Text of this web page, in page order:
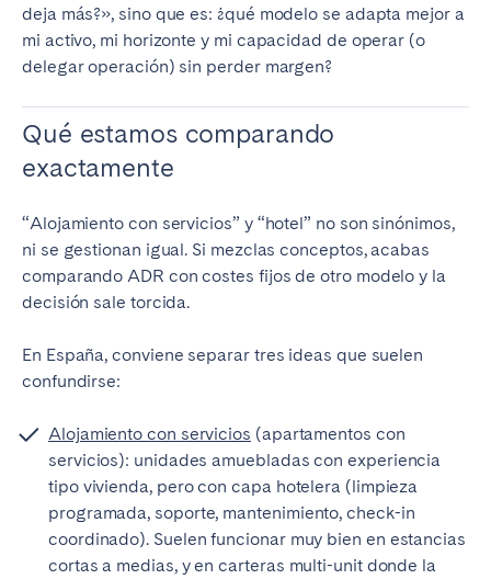
deja más?», sino que es: ¿qué modelo se adapta mejor a
mi activo, mi horizonte y mi capacidad de operar (o
delegar operación) sin perder margen?
Qué estamos comparando
exactamente
“Alojamiento con servicios” y “hotel” no son sinónimos,
ni se gestionan igual. Si mezclas conceptos, acabas
comparando ADR con costes fijos de otro modelo y la
decisión sale torcida.
En España, conviene separar tres ideas que suelen
confundirse:
Alojamiento con servicios (apartamentos con
servicios): unidades amuebladas con experiencia
tipo vivienda, pero con capa hotelera (limpieza
programada, soporte, mantenimiento, check-in
coordinado). Suelen funcionar muy bien en estancias
cortas a medias, y en carteras multi-unit donde la
London
Manchester
SCOTLAND
Edinburgh
PORTUGAL
Albufeira
Coimbra
Porto
Setúbal
Viana do Castelo
MADEIRA